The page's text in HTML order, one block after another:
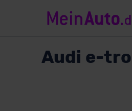
Audi e-